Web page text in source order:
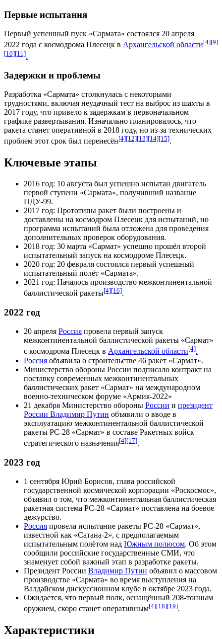
Первые испытания
Первый успешный пуск «Сармата» состоялся 20 апреля
2022 года с космодрома Плесецк в Архангельской области[4][9]
[10][11].
Задержки и проблемы
Разработка «Сармата» столкнулась с некоторыми
трудностями, включая неудачный тест на выброс из шахты в
2017 году, что привело к задержкам в первоначальном
графике развертывания. Изначально планировалось, что
ракета станет оперативной в 2018 году, но из-за технических
проблем этот срок был перенесён[4][12][13][14][15].
Ключевые этапы
2016 год: 10 августа был успешно испытан двигатель
первой ступени «Сармата», получивший название
ПДУ-99.
2017 год: Прототипы ракет были построены и
доставлены на космодром Плесецк для испытаний, но
программа испытаний была отложена для проведения
дополнительных проверок оборудования.
2018 год: 30 марта «Сармат» успешно прошёл второй
испытательный запуск на космодроме Плесецк.
2020 год: 20 февраля состоялся первый успешный
испытательный полёт «Сармата».
2021 год: Началось производство межконтинентальной
баллистической ракеты[4][16].
2022 год
20 апреля Россия провела первый запуск
межконтинентальной баллистической ракеты «Сармат»
с космодрома Плесецк в Архангельской области[4].
Россия объявила о строительстве 46 ракет «Сармат».
Министерство обороны России подписало контракт на
поставку современных межконтинентальных
баллистических ракет «Сармат» на международном
военно-техническом форуме «Армия-2022»
21 декабря Министерство обороны России и президент
России Владимир Путин объявили о вводе в
эксплуатацию межконтинентальной баллистической
ракеты РС-28 «Сармат» в составе Ракетных войск
стратегического назначения[4][17].
2023 год
1 сентября Юрий Борисов, глава российской
государственной космической корпорации «Роскосмос»,
объявил о том, что межконтинентальная баллистическая
ракетная система РС-28 «Сармат» поставлена на боевое
дежурство.
Россия провела испытание ракеты РС-28 «Сармат»,
известной как «Сатана-2», с предполагаемым
испытательным полётом над Южным полюсом. Об этом
сообщили российские государственные СМИ, что
знаменует собой важный этап в разработке ракеты.
Президент России Владимир Путин объявил о массовом
производстве «Сармата» во время выступления на
Валдайском дискуссионном клубе в октябре 2023 года.
Ожидается, что первый полк, оснащённый 208-тонным
оружием, скоро станет оперативным[4][18][19].
Характеристики